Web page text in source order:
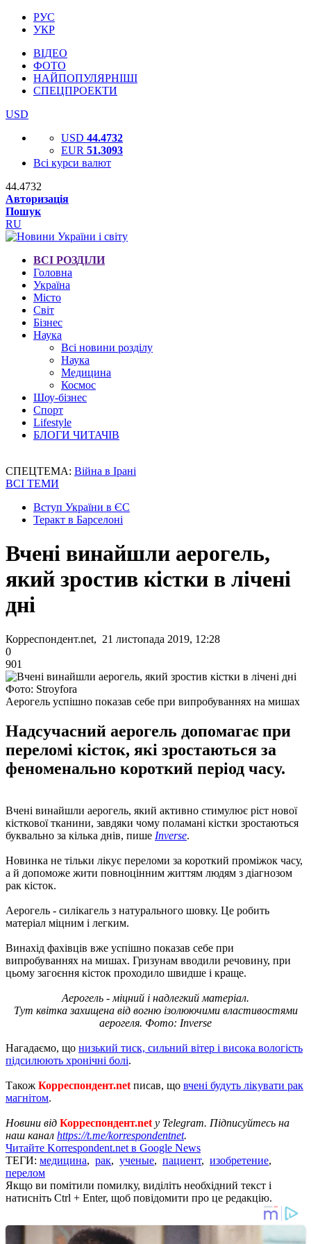
РУС
УКР
ВІДЕО
ФОТО
НАЙПОПУЛЯРНІШІ
СПЕЦПРОЕКТИ
USD
USD 44.4732
EUR 51.3093
Всі курси валют
44.4732
Авторизація
Пошук
RU
ВСІ РОЗДІЛИ
Головна
Україна
Місто
Світ
Бізнес
Наука
Всі новини розділу
Наука
Медицина
Космос
Шоу-бізнес
Спорт
Lifestyle
БЛОГИ ЧИТАЧІВ
СПЕЦТЕМА: Війна в Ірані
ВСІ ТЕМИ
Вступ України в ЄС
Теракт в Барселоні
Вчені винайшли аерогель,
який зростив кістки в лічені
дні
Корреспондент.net, 21 листопада 2019, 12:28
0
901
Фото: Stroyfora
Аерогель успішно показав себе при випробуваннях на мишах
Надсучасний аерогель допомагає при
переломі кісток, які зростаються за
феноменально короткий період часу.
Вчені винайшли аерогель, який активно стимулює ріст нової
кісткової тканини, завдяки чому поламані кістки зростаються
буквально за кілька днів, пише Inverse.
Новинка не тільки лікує переломи за короткий проміжок часу,
а й допоможе жити повноцінним життям людям з діагнозом
рак кісток.
Аерогель - силікагель з натурального шовку. Це робить
матеріал міцним і легким.
Винахід фахівців вже успішно показав себе при
випробуваннях на мишах. Гризунам вводили речовину, при
цьому загоєння кісток проходило швидше і краще.
Аерогель - міцний і надлегкий матеріал.
Тут квітка захищена від вогню ізолюючими властивостями
аерогеля. Фото: Inverse
Нагадаємо, що низький тиск, сильний вітер і висока вологість
підсилюють хронічні болі.
Також Корреспондент.net писав, що вчені будуть лікувати рак
магнітом.
Новини від Корреспондент.net у Telegram. Підписуйтесь на
наш канал https://t.me/korrespondentnet.
Читайте Korrespondent.net в Google News
ТЕГИ: медицина, рак, ученые, пациент, изобретение,
перелом
Якщо ви помітили помилку, виділіть необхідний текст і
натисніть Ctrl + Enter, щоб повідомити про це редакцію.